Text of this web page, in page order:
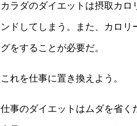
カラダのダイエットは摂取カ
ンドしてしまう。また、カロ
グをすることが必要だ。
これを仕事に置き換えよう。
仕事のダイエットはムダを省く